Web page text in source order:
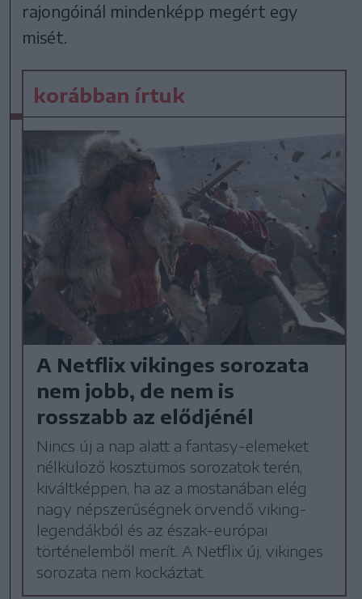
rajongóinál mindenképp megért egy
misét.
korábban írtuk
A Netflix vikinges sorozata
nem jobb, de nem is
rosszabb az elődjénél
Nincs új a nap alatt a fantasy-elemeket
nélkülöző kosztümös sorozatok terén,
kiváltképpen, ha az a mostanában elég
nagy népszerűségnek örvendő viking-
legendákból és az észak-európai
történelemből merít. A Netflix új, vikinges
sorozata nem kockáztat.